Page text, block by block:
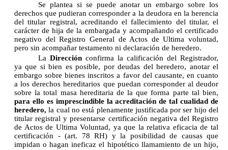
Se plantea si se puede anotar un embargo sobre los
derechos que pudieran corresponder a la deudora en la herencia
del titular registral, acreditando el fallecimiento del titular, el
carácter de hija de la embargada y acompañando el certificado
negativo del Registro General de Actos de Ultima voluntad,
pero sin acompañar testamento ni declaración de heredero.
LaDirección confirma la calificación del Registrador,
ya que si bien es posible, por deudas del heredero, anotar el
embargo sobre bienes inscritos a favor del causante, en cuanto
a los derechos hereditarios que puedan corresponder al deudor
sobre la total masa hereditaria de la que forma parte tal bien,
para ello es imprescindible la acreditación de tal cualidad de
heredero,la cual no está plenamente justificada por ser hijo del
titular registral y presentarse certificación negativa del Registro
de Actos de Ultima Voluntad, ya que la relativa eficacia de tal
certificación - (art. 78 RH) y la posibilidad de causas que
impidan o hagan ineficaz el hipotético llamamiento de un hijo,